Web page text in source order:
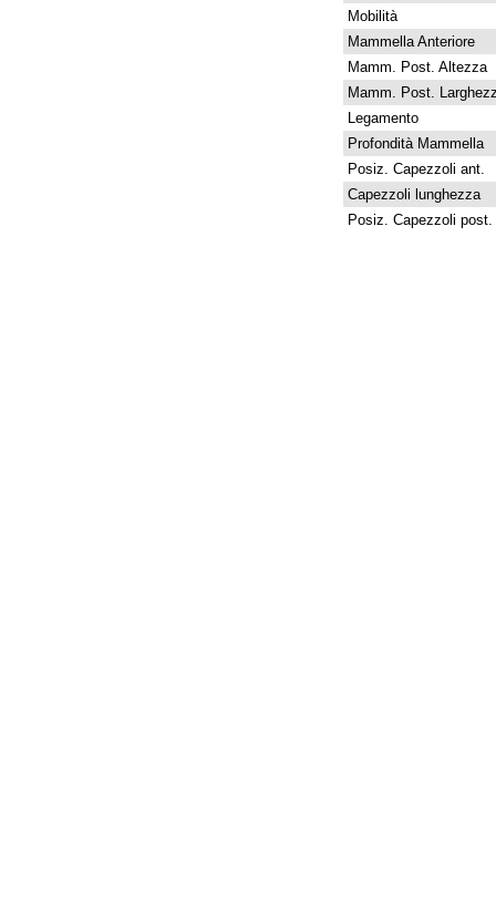
Mobilità
Mammella Anteriore
Mamm. Post. Altezza
Mamm. Post.
Legamento
Profondità Mammella
Posiz. Capezzoli ant.
Capezzoli lunghezza
Posiz. Capezzoli post.